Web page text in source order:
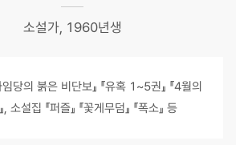
소설가, 1960년생
당의 붉은 비단보』 『유혹 1~5권』 『4월의
, 소설집 『퍼즐』 『꽃게무덤』 『폭소』 등